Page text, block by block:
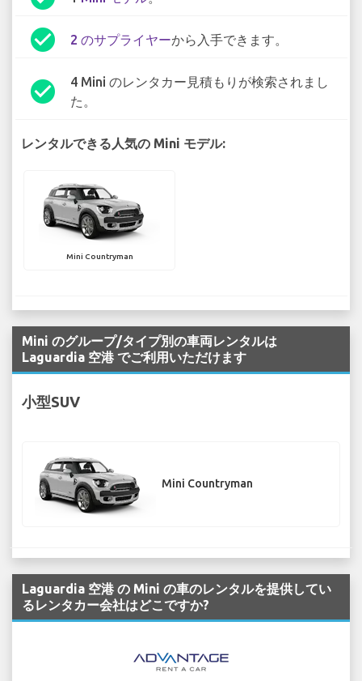
check_circle 2 のサプライヤーから入手できます。
check_circle
4 Mini のレンタカー見積もりが検索されまし
た。
レンタルできる人気の Mini モデル:
Mini Countryman
Mini のグループ/タイプ別の車両レンタルは
Laguardia 空港 でご利用いただけます
小型SUV
Mini Countryman
Laguardia 空港 の Mini の車のレンタルを提供してい
るレンタカー会社はどこですか?